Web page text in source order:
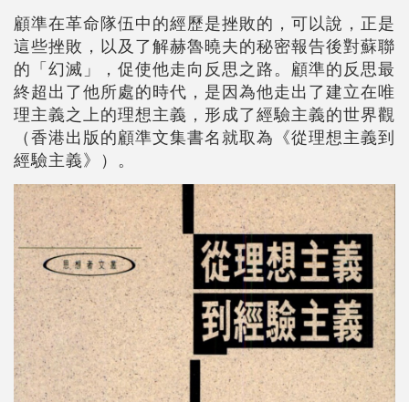
顧準在革命隊伍中的經歷是挫敗的，可以說，正是
這些挫敗，以及了解赫魯曉夫的秘密報告後對蘇聯
的「幻滅」，促使他走向反思之路。顧準的反思最
終超出了他所處的時代，是因為他走出了建立在唯
理主義之上的理想主義，形成了經驗主義的世界觀
（香港出版的顧準文集書名就取為《從理想主義到
經驗主義》）。